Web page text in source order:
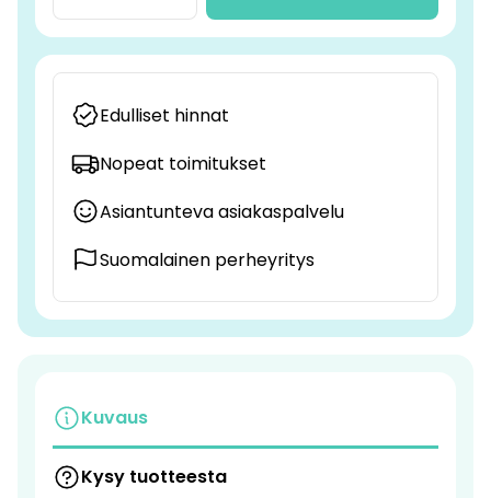
Edulliset hinnat
Nopeat toimitukset
Asiantunteva asiakaspalvelu
Suomalainen perheyritys
Kuvaus
Kysy tuotteesta